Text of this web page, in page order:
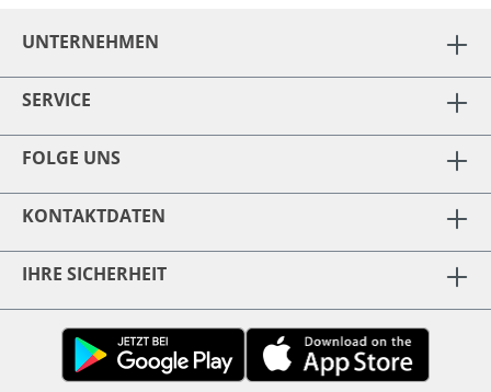
UNTERNEHMEN
SERVICE
FOLGE UNS
KONTAKTDATEN
IHRE SICHERHEIT